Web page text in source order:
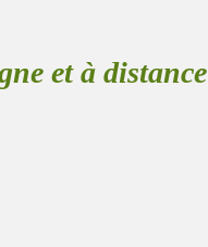
et à distance